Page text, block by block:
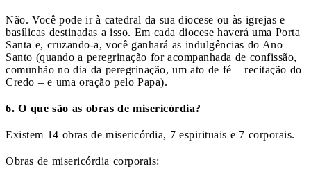
Não. Você pode ir à catedral da sua diocese ou às igrejas e
basílicas destinadas a isso. Em cada diocese haverá uma Porta
Santa e, cruzando-a, você ganhará as indulgências do Ano
Santo (quando a peregrinação for acompanhada de confissão,
comunhão no dia da peregrinação, um ato de fé – recitação do
Credo – e uma oração pelo Papa).
6. O que são as obras de misericórdia?
Existem 14 obras de misericórdia, 7 espirituais e 7 corporais.
Obras de misericórdia corporais: